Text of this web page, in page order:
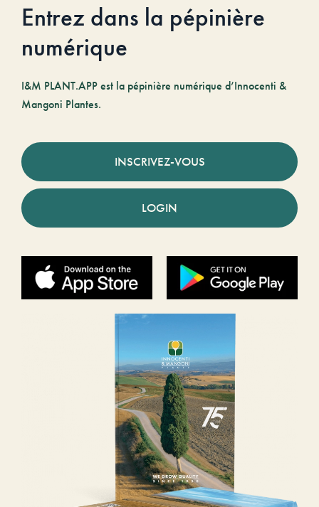
Entrez dans la pépinière
numérique
I&M PLANT.APP est la pépinière numérique d’Innocenti &
Mangoni Plantes.
INSCRIVEZ-VOUS
LOGIN